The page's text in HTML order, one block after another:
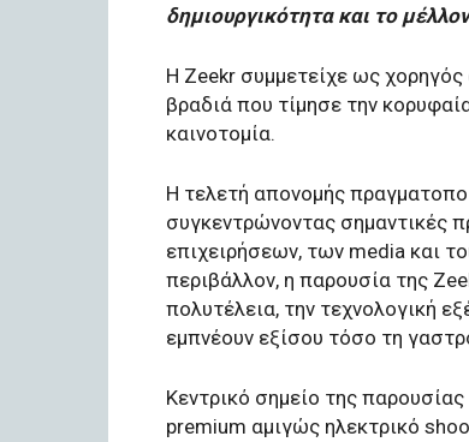
δημιουργικότητα και το
Η Zeekr συμμετείχε ως χορηγός
βραδιά που τίμησε την
καινοτομία.
Η τελετή απονομής
συγκεντρώνοντας σημαντικές
επιχειρήσεων, των media και
περιβάλλον, η παρουσία της
πολυτέλεια, την τεχνολογική
εμπνέουν εξίσου τόσο τη
Κεντρικό σημείο της
premium αμιγώς ηλεκτρικό